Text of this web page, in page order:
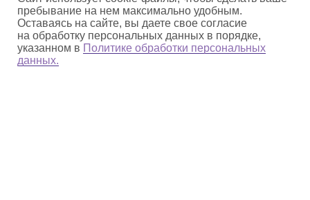
пребывание на нем максимально удобным.
Оставаясь на сайте, вы даете свое согласие
на обработку персональных данных в порядке,
указанном в Политике обработки персональных
данных.